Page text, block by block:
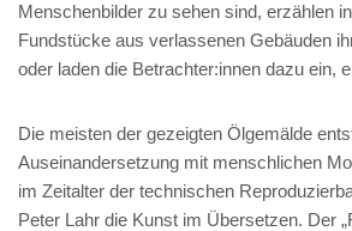
Menschenbilder zu sehen sind, erzählen
Fundstücke aus verlassenen Gebäuden
oder laden die Betrachter:innen dazu ein,
Die meisten der gezeigten Ölgemälde
Auseinandersetzung mit menschlichen
im Zeitalter der technischen
Peter Lahr die Kunst im Übersetzen. Der